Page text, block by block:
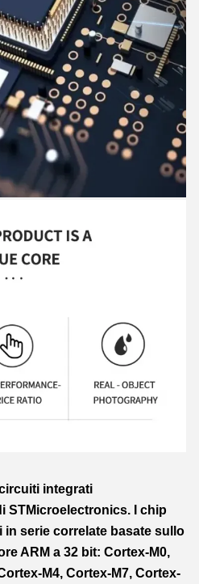
integrati
STMicroelectronics. I chip
in serie correlate basate sullo
ARM a 32 bit: Cortex-M0,
M4, Cortex-M7, Cortex-